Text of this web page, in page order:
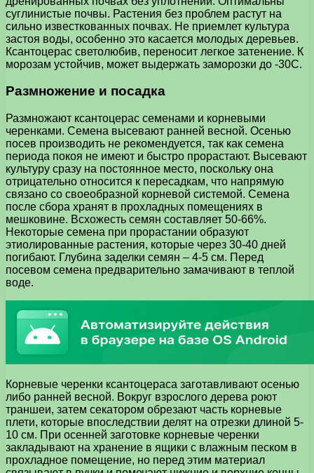
суглинистые почвы. Растения без проблем растут на
сильно известкованных почвах. Не приемлет культура
застоя воды, особенно это касается молодых деревьев.
Ксантоцерас светолюбив, переносит легкое затенение. К
морозам устойчив, может выдержать заморозки до -30С.
Размножение и посадка
Размножают ксантоцерас семенами и корневыми
черенками. Семена высевают ранней весной. Осенью
посев производить не рекомендуется, так как семена
периода покоя не имеют и быстро прорастают. Высевают
культуру сразу на постоянное место, поскольку она
отрицательно относится к пересадкам, что напрямую
связано со своеобразной корневой системой. Семена
после сбора хранят в прохладных помещениях в
мешковине. Всхожесть семян составляет 50-66%.
Некоторые семена при прорастании образуют
этиолированные растения, которые через 30-40 дней
погибают. Глубина заделки семян – 4-5 см. Перед
посевом семена предварительно замачивают в теплой
воде.
Корневые черенки ксантоцераса заготавливают осенью
либо ранней весной. Вокруг взрослого дерева роют
траншеи, затем секатором обрезают часть корневые
плети, которые впоследствии делят на отрезки длиной 5-
10 см. При осенней заготовке корневые черенки
закладывают на хранение в ящики с влажным песком в
прохладное помещение, но перед этим материал